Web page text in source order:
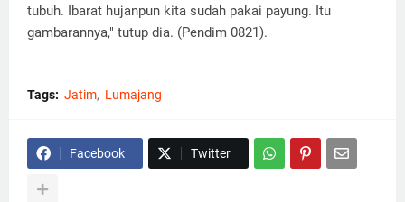
tubuh. Ibarat hujanpun kita sudah pakai payung. Itu
gambarannya," tutup dia. (Pendim 0821).
Tags: Jatim Lumajang
Facebook Twitter